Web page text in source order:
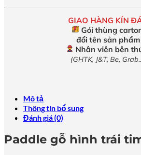
GIAO HÀNG KÍN
Gói thùng
đổi tên sản phẩm
Nhân viên bên
(GHTK, J&T, Be,
Mô tả
Thông tin bổ sung
Đánh giá (0)
Paddle gỗ hình trái